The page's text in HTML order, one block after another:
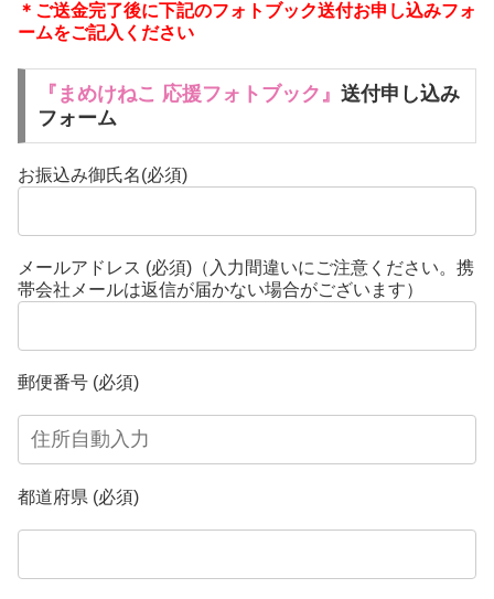
＊ご送金完了後に下記のフォトブック送付お申し込みフォ
ームをご記入ください
『まめけねこ 応援フォトブック』 送付申し込み
フォーム
お振込み御氏名(必須)
メールアドレス (必須)（入力間違いにご注意ください。携
帯会社メールは返信が届かない場合がございます）
郵便番号 (必須)
都道府県 (必須)